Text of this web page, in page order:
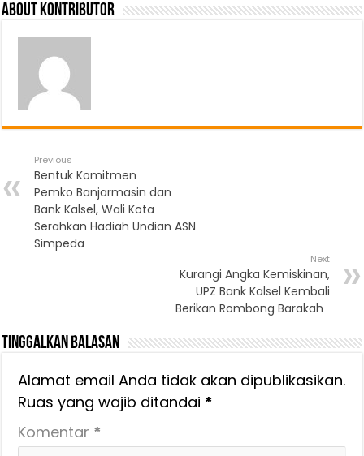
About Kontributor
Previous
Bentuk Komitmen
Pemko Banjarmasin dan
Bank Kalsel, Wali Kota
Serahkan Hadiah Undian ASN
Simpeda
Next
Kurangi Angka Kemiskinan,
UPZ Bank Kalsel Kembali
Berikan Rombong Barakah
Tinggalkan Balasan
Alamat email Anda tidak akan dipublikasikan.
Ruas yang wajib ditandai *
Komentar *